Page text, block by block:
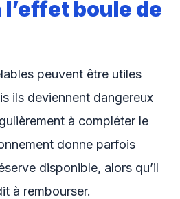
boule de
peuvent être utiles
ils deviennent dangereux
à compléter le
donne parfois
disponible, alors qu’il
à rembourser.